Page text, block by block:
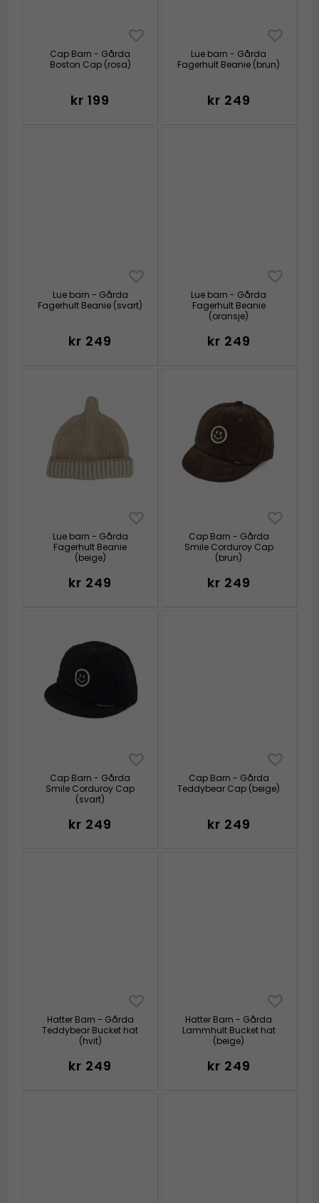
Cap Barn - Gårda
Boston Cap (rosa)
kr 199
Lue barn - Gårda
Fagerhult Beanie (brun)
kr 249
Lue barn - Gårda
Fagerhult Beanie (svart)
kr 249
Lue barn - Gårda
Fagerhult Beanie
(oransje)
kr 249
Lue barn - Gårda
Fagerhult Beanie
(beige)
kr 249
Cap Barn - Gårda
Smile Corduroy Cap
(brun)
kr 249
Cap Barn - Gårda
Smile Corduroy Cap
(svart)
kr 249
Cap Barn - Gårda
Teddybear Cap (beige)
kr 249
Hatter Barn - Gårda
Teddybear Bucket hat
(hvit)
kr 249
Hatter Barn - Gårda
Lammhult Bucket hat
(beige)
kr 249